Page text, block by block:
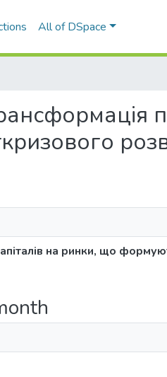
All of DSpace
на ринки, що